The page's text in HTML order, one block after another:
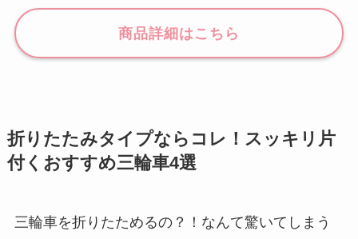
商品詳細はこちら
折りたたみタイプならコレ！スッキリ片
付くおすすめ三輪車4選
三輪車を折りたためるの？！なんて驚いてしまう